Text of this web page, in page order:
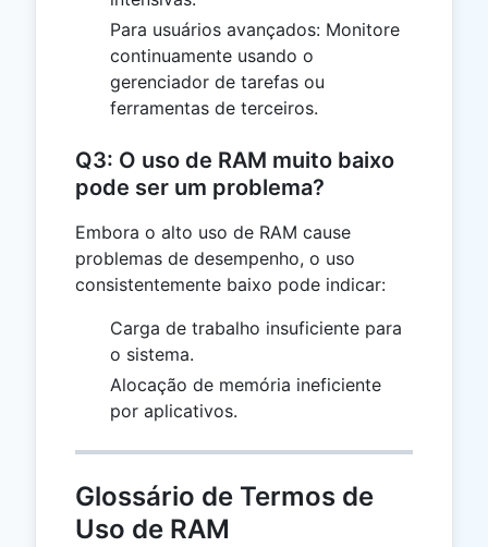
Para usuários avançados: Monitore
continuamente usando o
gerenciador de tarefas ou
ferramentas de terceiros.
Q3: O uso de RAM muito baixo
pode ser um problema?
Embora o alto uso de RAM cause
problemas de desempenho, o uso
consistentemente baixo pode indicar:
Carga de trabalho insuficiente para
o sistema.
Alocação de memória ineficiente
por aplicativos.
Glossário de Termos de
Uso de RAM